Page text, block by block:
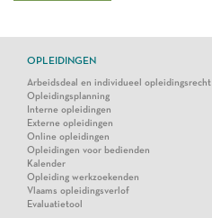
OPLEIDINGEN
Arbeidsdeal en individueel opleidingsrecht
Opleidingsplanning
Interne opleidingen
Externe opleidingen
Online opleidingen
Opleidingen voor bedienden
Kalender
Opleiding werkzoekenden
Vlaams opleidingsverlof
Evaluatietool